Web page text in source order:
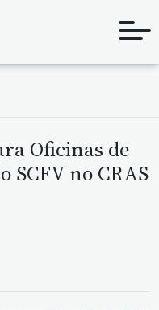
Oficinas de
SCFV no CRAS